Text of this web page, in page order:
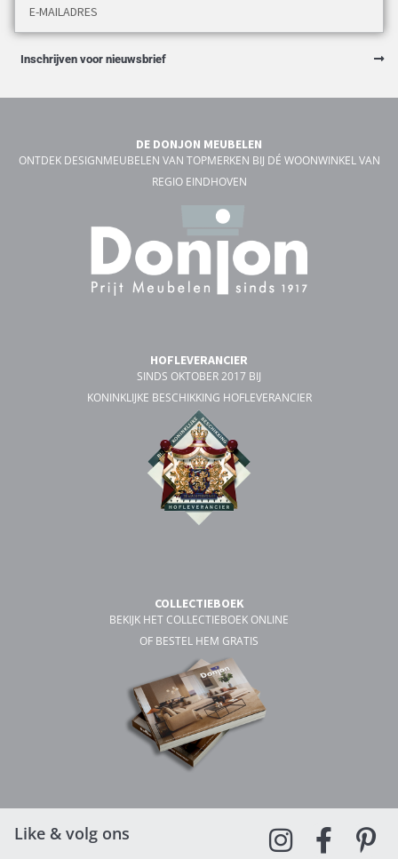
Inschrijven voor nieuwsbrief
DE DONJON MEUBELEN
ONTDEK DESIGNMEUBELEN VAN TOPMERKEN BIJ DÉ WOONWINKEL VAN
REGIO EINDHOVEN
HOFLEVERANCIER
SINDS OKTOBER 2017 BIJ
KONINKLIJKE BESCHIKKING HOFLEVERANCIER
COLLECTIEBOEK
BEKIJK HET COLLECTIEBOEK ONLINE
OF BESTEL HEM GRATIS
Like & volg ons